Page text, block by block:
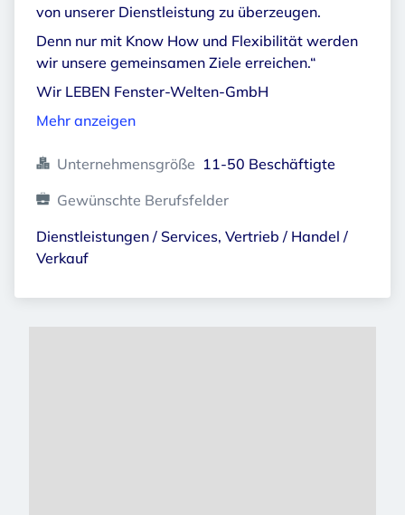
von unserer Dienstleistung zu überzeugen.
Denn nur mit Know How und Flexibilität werden
wir unsere gemeinsamen Ziele erreichen.“
Wir LEBEN Fenster-Welten-GmbH
Mehr anzeigen
Unternehmensgröße 11-50 Beschäftigte
Gewünschte Berufsfelder
Dienstleistungen / Services, Vertrieb / Handel /
Verkauf